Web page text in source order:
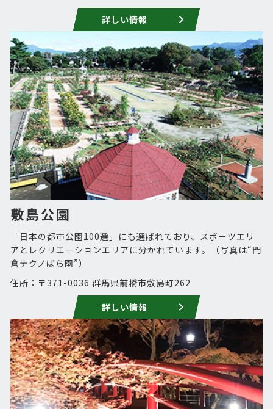
詳しい情報
敷島公園
「日本の都市公園100選」にも選ばれており、スポーツエリ
アとレクリエーションエリアに分かれています。（写真は“門
倉テクノばら園”）
住所：〒371-0036 群馬県前橋市敷島町262
詳しい情報